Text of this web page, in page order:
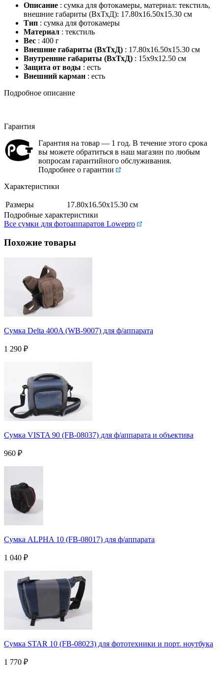
Описание : сумка для фотокамеры, материал: текстиль,
внешние габариты (ВхТхД): 17.80х16.50х15.30 см
Тип : сумка для фотокамеры
Материал : текстиль
Вес : 400 г
Внешние габариты (ВхТхД) : 17.80х16.50х15.30 см
Внутренние габариты (ВхТхД) : 15х9х12.50 см
Защита от воды : есть
Внешний карман : есть
Подробное описание
Гарантия
Гарантия на товар — 1 год. В течение этого срока
вы можете обратиться в наш магазин по любым
вопросам гарантийного обслуживания.
Подробнее о гарантии
Характеристики
Размеры
17.80х16.50х15.30 см
Подробные характеристики
Все сумки для фотоаппаратов Lowepro
Похожие товары
Сумка Delta 400A (WB-9007) для ф/аппарата
1 290 ₽
Сумка VISTA 90 (FB-08037) для ф/аппарата и объектива
960 ₽
Сумка ALPHA 10 (FB-08017) для ф/аппарата
1 040 ₽
Сумка STAR 10 (FB-08023) для фототехники и порт. ноутбука
1 770 ₽